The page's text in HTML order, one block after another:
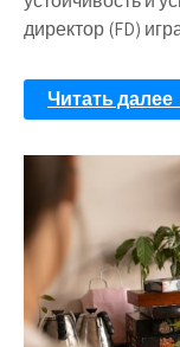
директор (FD)
Читать далее